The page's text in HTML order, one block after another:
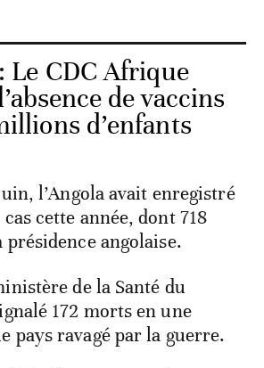
Le CDC Afrique
de vaccins
d’enfants
l’Angola avait enregistré
cette année, dont 718
angolaise.
de la Santé du
172 morts en une
pays ravagé par la guerre.